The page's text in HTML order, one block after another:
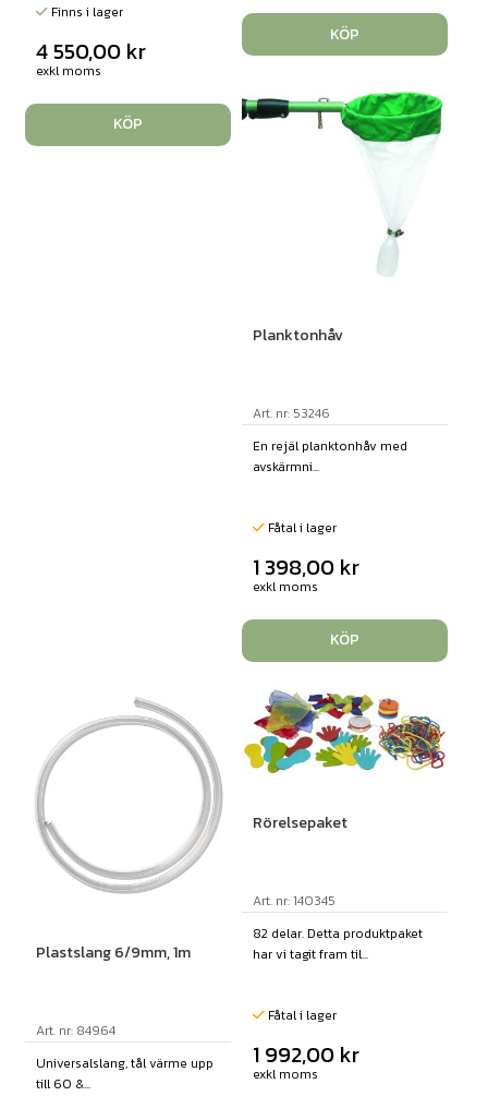
Finns i lager
4 550,00 kr
exkl moms
KÖP
KÖP
Planktonhåv
Art. nr: 53246
En rejäl planktonhåv med
avskärmni...
Fåtal i lager
1 398,00 kr
exkl moms
KÖP
Plastslang 6/9mm, 1m
Art. nr: 84964
Universalslang, tål värme upp
till 60 &...
Rörelsepaket
Art. nr: 140345
82 delar. Detta produktpaket
har vi tagit fram til...
Fåtal i lager
1 992,00 kr
exkl moms